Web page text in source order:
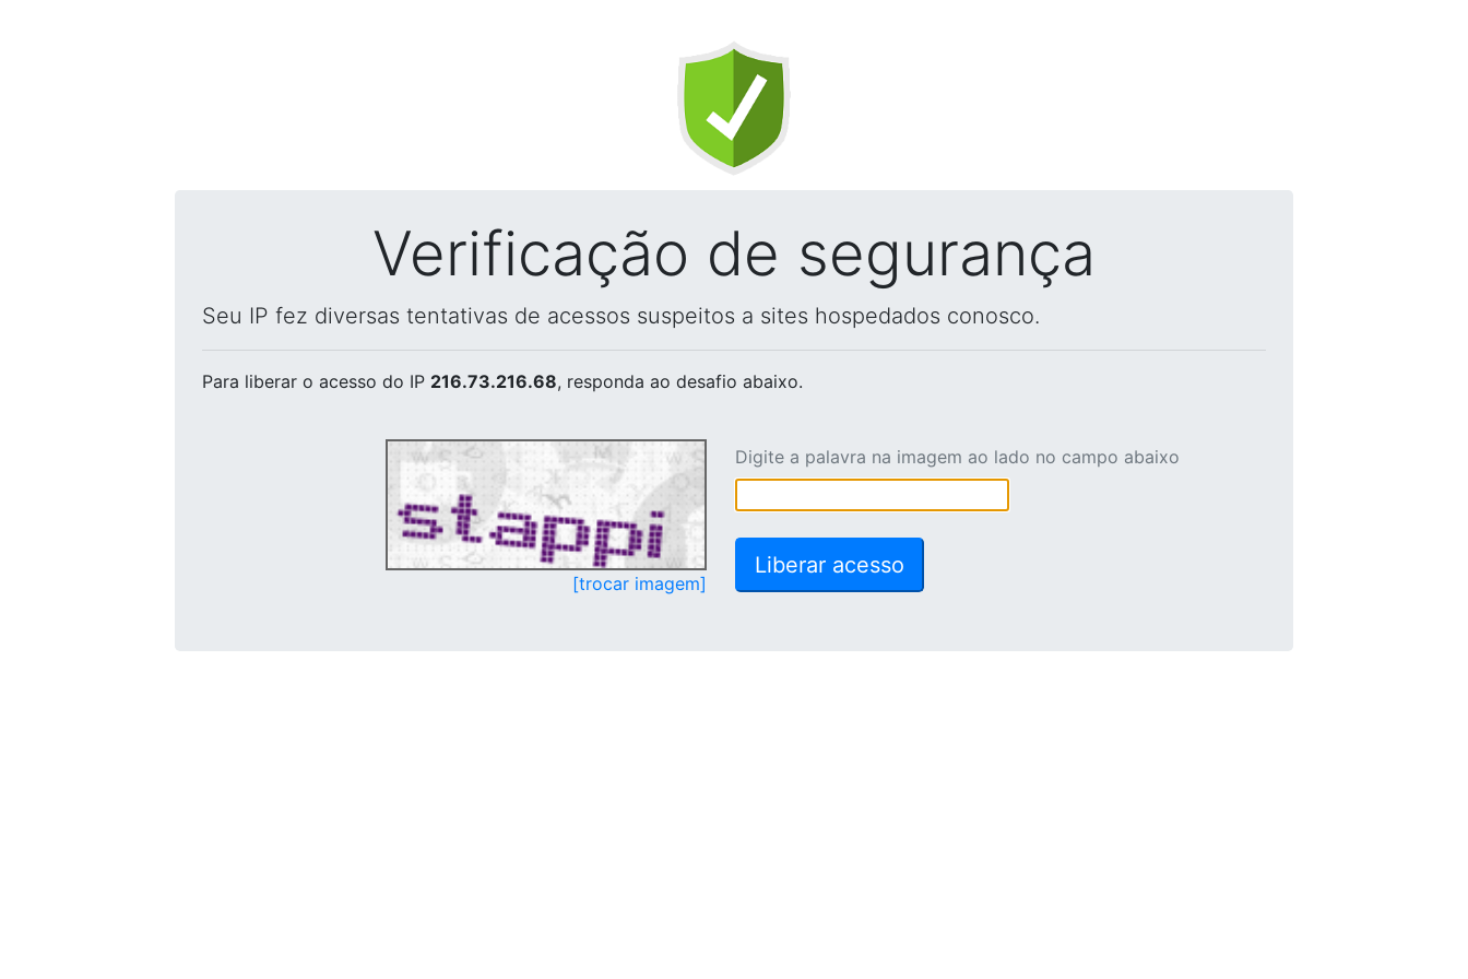
Verificação de segurança
Seu IP fez diversas tentativas de acessos suspeitos a sites hospedados conosco.
Para liberar o acesso do IP 216.73.216.68, responda ao desafio abaixo.
[trocar imagem]
Digite a palavra na imagem ao lado no campo abaixo